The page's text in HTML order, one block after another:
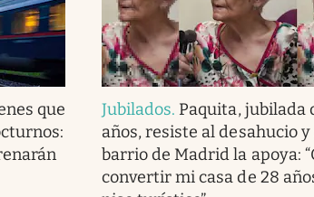
que
Jubilados. Paquita, jubilada
años, resiste al desahucio y
barrio de Madrid la apoya:
convertir mi casa de 28